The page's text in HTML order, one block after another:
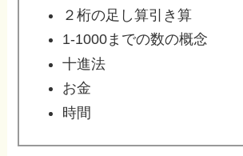
２桁の足し算引き算
1-1000までの数の概念
十進法
お金
時間